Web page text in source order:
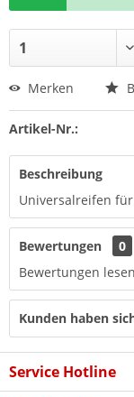
Merken
Artikel-Nr.:
Beschreibung
Universalreifen
Bewertungen
0
Bewertungen
Kunden haben
Service Hotline